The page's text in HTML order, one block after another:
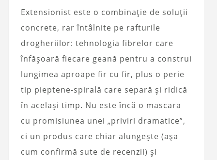
Extensionist este o combinație de soluții
concrete, rar întâlnite pe rafturile
drogheriilor: tehnologia fibrelor care
înfășoară fiecare geană pentru a construi
lungimea aproape fir cu fir, plus o perie
tip pieptene-spirală care separă și ridică
în același timp. Nu este încă o mascara
cu promisiunea unei „priviri dramatice”,
ci un produs care chiar alungește (așa
cum confirmă sute de recenzii) și